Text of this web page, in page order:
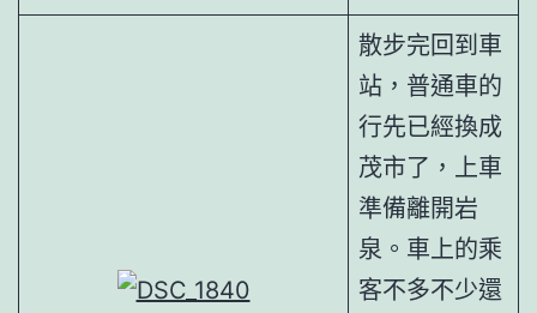
散步完回到車
站，普通車的
行先已經換成
茂市了，上車
準備離開岩
泉。車上的乘
客不多不少還